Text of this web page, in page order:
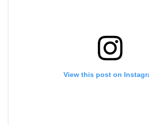
View this post on